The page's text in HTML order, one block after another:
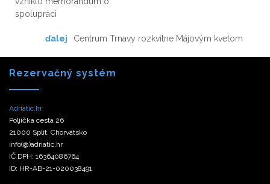
spolupráci
ďalej Centrum Trnavy rozkvitne Májovým kvetom
Rezervačný systém
Adriatic.hr
Poljička cesta 26
21000 Split, Chorvátsko
info(@)adriatic.hr
IČ DPH: 16364086764
ID: HR-AB-21-020038491